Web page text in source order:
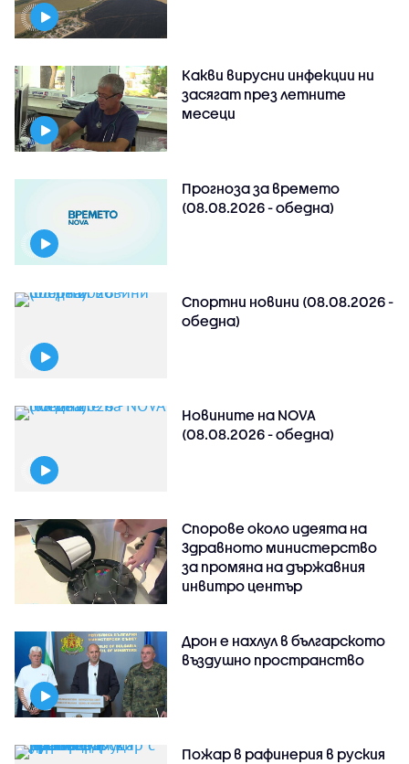
Какви вирусни инфекции ни
засягат през летните
месеци
Прогноза за времето
(08.08.2026 - обедна)
Спортни новини (08.08.2026 -
обедна)
Новините на NOVA
(08.08.2026 - обедна)
Спорове около идеята на
Здравното министерство
за промяна на държавния
инвитро център
Дрон е нахлул в българското
въздушно пространство
Пожар в рафинерия в руския